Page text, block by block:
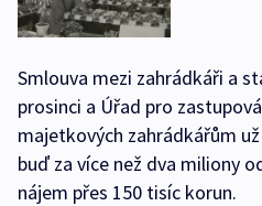
Smlouva mezi zahrádkáři a
prosinci a Úřad pro
majetkových zahrádkářům
buď za více než dva miliony
nájem přes 150 tisíc korun.